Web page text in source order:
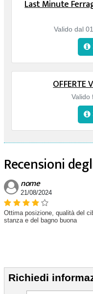
Last Minute
Valido dal
OFFERTE
Valido
Recensioni
nome
21/08/2024
Ottima posizione, qualità del
stanza e del bagno buona
Richiedi